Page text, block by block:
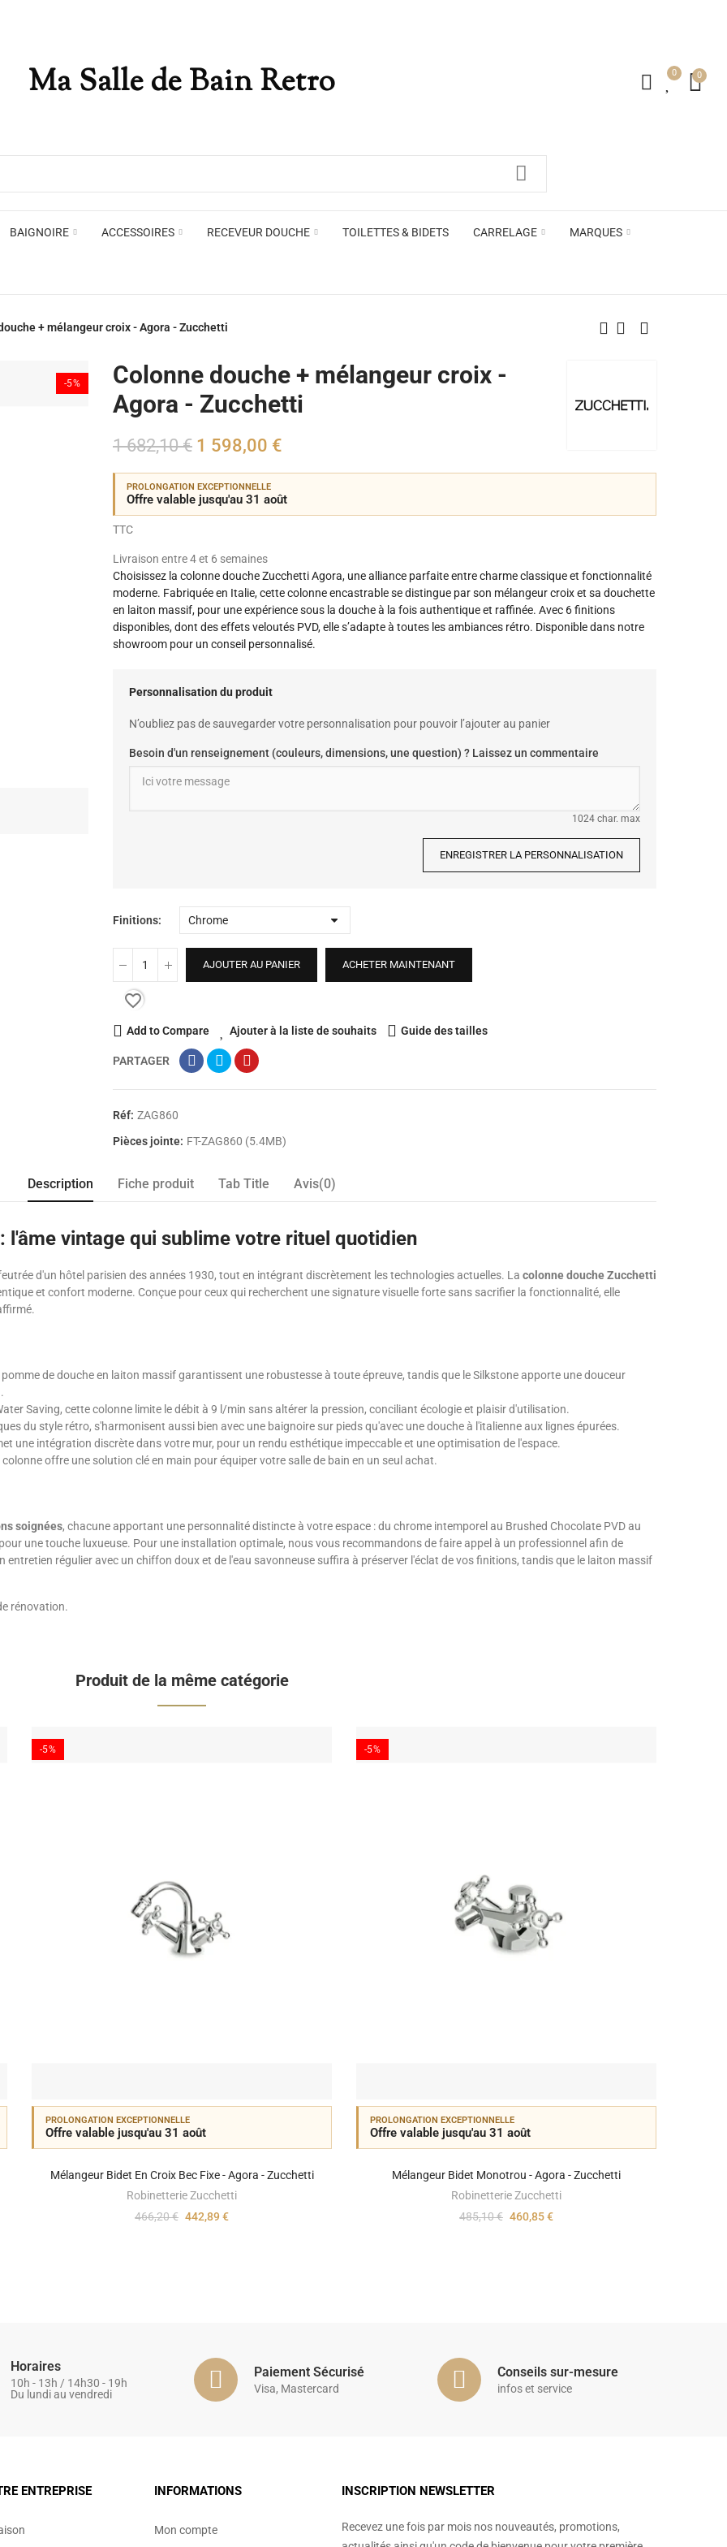
Ma Salle de Bain Retro 0 0
BAIGNOIRE ACCESSOIRES RECEVEUR DOUCHE TOILETTES & BIDETS CARRELAGE MARQUES
Plafonniers , spots et pendants
Voir toute la marque →
Appliques murales Miroirs ACB
+ mélangeur croix - Agora - Zucchetti
-5%
Colonne douche + mélangeur croix -
Agora - Zucchetti
1 682,10 € 1 598,00 €
PROLONGATION EXCEPTIONNELLE
Offre valable jusqu'au 31 août
TTC
Livraison entre 4 et 6 semaines
Choisissez la colonne douche Zucchetti Agora, une alliance parfaite entre charme classique et fonctionnalité
moderne. Fabriquée en Italie, cette colonne encastrable se distingue par son mélangeur croix et sa douchette
en laiton massif, pour une expérience sous la douche à la fois authentique et raffinée. Avec 6 finitions
disponibles, dont des effets veloutés PVD, elle s’adapte à toutes les ambiances rétro. Disponible dans notre
showroom pour un conseil personnalisé.
Personnalisation du produit
N’oubliez pas de sauvegarder votre personnalisation pour pouvoir l’ajouter au panier
Besoin d'un renseignement (couleurs, dimensions, une question) ? Laissez un commentaire
1024 char. max
ENREGISTRER LA PERSONNALISATION
Finitions
AJOUTER AU PANIER ACHETER MAINTENANT
favorite_border
Add to Compare Ajouter à la liste de souhaits Guide des tailles
PARTAGER
Réf: ZAG860
Pièces jointe: FT-ZAG860 (5.4MB)
Description Fiche produit Tab Title Avis(0)
l'âme vintage qui sublime votre rituel quotidien
d'un hôtel parisien des années 1930, tout en intégrant discrètement les technologies actuelles. La colonne douche Zucchetti
et confort moderne. Conçue pour ceux qui recherchent une signature visuelle forte sans sacrifier la fonctionnalité, elle
de douche en laiton massif garantissent une robustesse à toute épreuve, tandis que le Silkstone apporte une douceur
Saving, cette colonne limite le débit à 9 l/min sans altérer la pression, conciliant écologie et plaisir d'utilisation.
du style rétro, s'harmonisent aussi bien avec une baignoire sur pieds qu'avec une douche à l'italienne aux lignes épurées.
une intégration discrète dans votre mur, pour un rendu esthétique impeccable et une optimisation de l'espace.
offre une solution clé en main pour équiper votre salle de bain en un seul achat.
soignées, chacune apportant une personnalité distincte à votre espace : du chrome intemporel au Brushed Chocolate PVD au
une touche luxueuse. Pour une installation optimale, nous vous recommandons de faire appel à un professionnel afin de
régulier avec un chiffon doux et de l'eau savonneuse suffira à préserver l'éclat de vos finitions, tandis que le laiton massif
rénovation.
Produit de la même catégorie
-5%
PROLONGATION EXCEPTIONNELLE
Offre valable jusqu'au 31 août
Mélangeur Bidet En Croix Bec Fixe - Agora - Zucchetti
Robinetterie Zucchetti
466,20 € 442,89 €
-5%
PROLONGATION EXCEPTIONNELLE
Offre valable jusqu'au 31 août
Mélangeur Bidet Monotrou - Agora - Zucchetti
Robinetterie Zucchetti
485,10 € 460,85 €
Horaires
10h - 13h / 14h30 - 19h
Du lundi au vendredi
Paiement Sécurisé
Visa, Mastercard
Conseils sur-mesure
infos et service
ENTREPRISE INFORMATIONS
Mon compte
INSCRIPTION NEWSLETTER
Recevez une fois par mois nos nouveautés, promotions,